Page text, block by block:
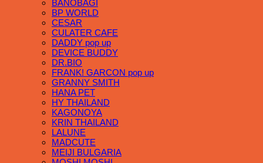
BANOBAGI
BP WORLD
CESAR
CULATER CAFE
DADDY pop up
DEVICE BUDDY
DR.BIO
FRANK! GARCON pop up
GRANNY SMITH
HANA PET
HY THAILAND
KAGONOYA
KRIN THAILAND
LALUNE
MADCUTE
MEIJI BULGARIA